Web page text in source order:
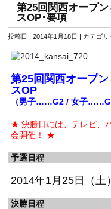
第25回関西オープ
スOP･要項
投稿日 : 2014年1月18日 | カテゴ
第25回関西オープ
スOP
（男子……G2 / 女子
★ 決勝日には、テレビ、
会開催！ ★
予選日程
2014年1月25日（土）
決勝日程